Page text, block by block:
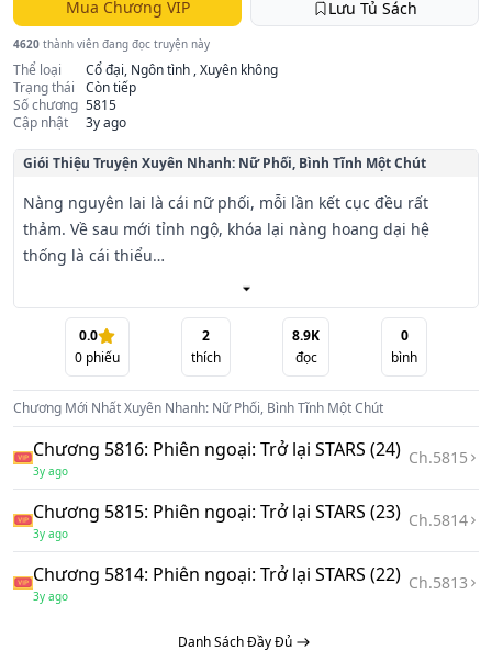
Mua Chương VIP Lưu Tủ Sách
4620 thành viên đang đọc truyện này
Thể loại
Cổ đại, Ngôn tình , Xuyên không
Trạng thái
Còn tiếp
Số chương 5815
Cập nhật
3y ago
Giói Thiệu Truyện Xuyên Nhanh: Nữ Phối, Bình Tĩnh Một Chút
Nàng nguyên lai là cái nữ phối, mỗi lần kết cục đều rất
thảm. Về sau mới tỉnh ngộ, khóa lại nàng hoang dại hệ
thống là cái thiểu
năng, không cho tân thủ lễ bao, không cho lão thủ gói quà,
hoàn thành nhiệm vụ còn không có ban thưởng, nàng
quyết định mặc kệ. Hệ
thống: Cảnh cáo! Mời siêng năng làm việc, bằng không thì
sẽ bị xoá bỏ. Đường Quả: Nằm mơ. Hệ thống: Túc chủ, van
cầu ngươi, không
muốn lại khi dễ nam nữ chính. Đường Quả: Không có khả
năng. Hệ thống: Đại đại dự định làm sao tai họa cái này thế
giới, cầu mang
bay a. Đường Quả: Mang bay có thể, ngươi đem nam nhân
kia tin tức điều tra ra cho ta. Hệ thống: Anh anh anh... Tốt
á! Đại đại, xin
chờ một chút nha. 【 nữ cường, 1v1 】 ✯ Sủng văn, phúc
Chưởng Môn დდდ 💘 Ngọc
0.0
0 phiếu
2
thích
8.9K
đọc
0
bình
Chương Mới NhấtXuyên Nhanh: Nữ Phối, Bình Tĩnh Một Chút
Chương 5816: Phiên ngoại: Trở lại STARS (24)
3y ago
Ch.5815
Chương 5815: Phiên ngoại: Trở lại STARS (23)
3y ago
Ch.5814
Chương 5814: Phiên ngoại: Trở lại STARS (22)
3y ago
Ch.5813
Danh Sách Đầy Đủ